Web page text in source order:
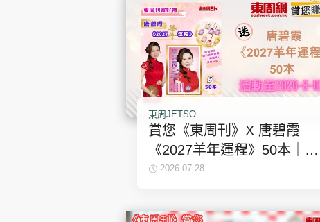
集團旗下品牌
東周刊 cazbuyer 東Touch
Oh!爸媽 JobMarket 頭條搵工
東周JETSO
賞您《東周刊》X 唐碧霞
《2027羊年運程》50本｜東
周JETSO
2026-07-28